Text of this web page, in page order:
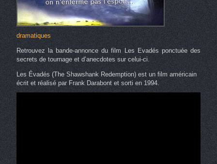
dramatiques
Retrouvez la bande-annonce du film Les Evadés ponctuée des
secrets de tournage et d’anecdotes sur celui-ci.
Les Évadés (The Shawshank Redemption) est un film américain
écrit et réalisé par Frank Darabont et sorti en 1994.